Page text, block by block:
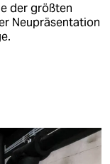
der größten
Neupräsentation